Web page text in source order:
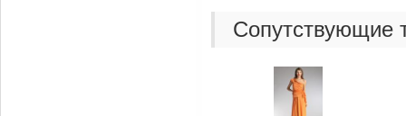
Сопутствующие